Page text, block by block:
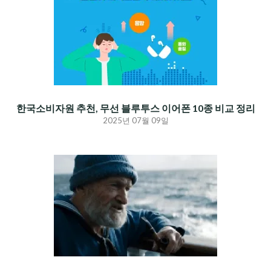
한국소비자원 추천, 무선 블루투스 이어폰 10종 비교 정리
2025년 07월 09일